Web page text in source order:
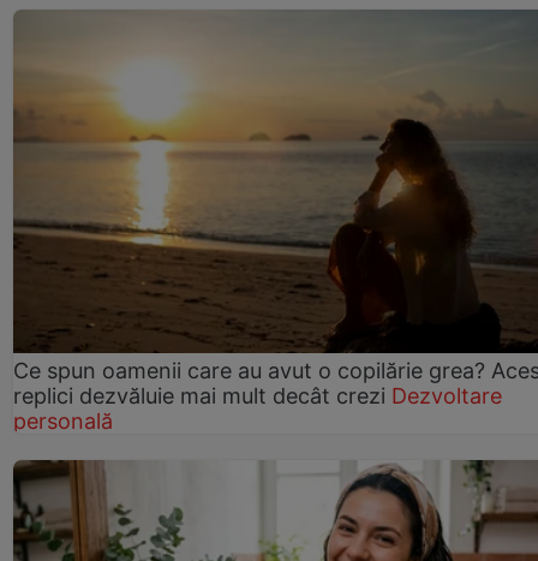
Ce spun oamenii care au avut o copilărie grea?
replici dezvăluie mai mult decât crezi Dezvoltare
personală